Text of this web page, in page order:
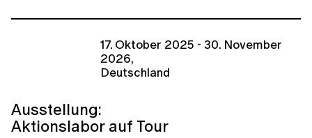
17. Oktober 2025 - 30. November
2026,
Deutschland
Ausstellung:
Aktionslabor auf Tour